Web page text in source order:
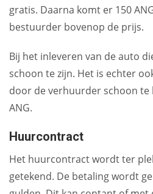
gratis. Daarna komt er 150
bestuurder bovenop de prijs.
Bij het inleveren van de auto
schoon te zijn. Het is echter
door de verhuurder schoon te
ANG.
Huurcontract
Het huurcontract wordt ter
getekend. De betaling wordt